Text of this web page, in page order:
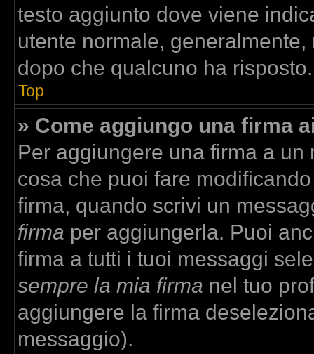
testo aggiunto dove viene
utente normale,
dopo che qualcuno ha risposto.
Top
» Come aggiungo una firma
Per aggiungere una firma a
cosa che puoi fare
firma, quando scrivi un
firma per aggiungerla. Puoi
firma a tutti i tuoi messaggi
sempre la mia firma nel tuo
aggiungere la firma
messaggio).